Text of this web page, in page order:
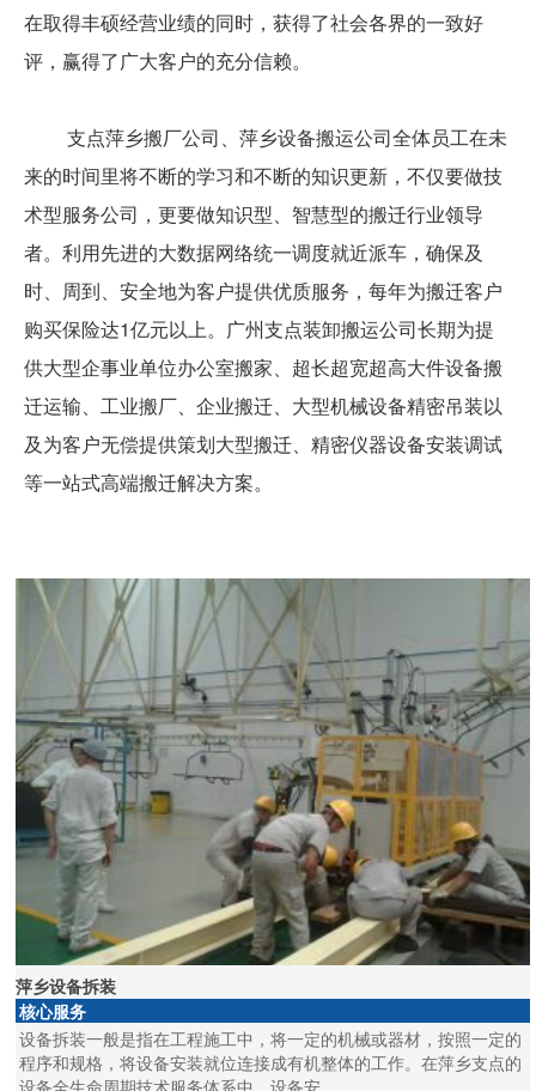
在取得丰硕经营业绩的同时，获得了社会各界的一致好
评，赢得了广大客户的充分信赖。
支点萍乡搬厂公司、萍乡设备搬运公司全体员工在未
来的时间里将不断的学习和不断的知识更新，不仅要做技
术型服务公司，更要做知识型、智慧型的搬迁行业领导
者。利用先进的大数据网络统一调度就近派车，确保及
时、周到、安全地为客户提供优质服务，每年为搬迁客户
购买保险达1亿元以上。广州支点装卸搬运公司长期为提
供大型企事业单位办公室搬家、超长超宽超高大件设备搬
迁运输、工业搬厂、企业搬迁、大型机械设备精密吊装以
及为客户无偿提供策划大型搬迁、精密仪器设备安装调试
等一站式高端搬迁解决方案。
萍乡设备拆装
核心服务
设备拆装一般是指在工程施工中，将一定的机械或器材，按照一定的
程序和规格，将设备安装就位连接成有机整体的工作。在萍乡支点的
设备全生命周期技术服务体系中，设备安..